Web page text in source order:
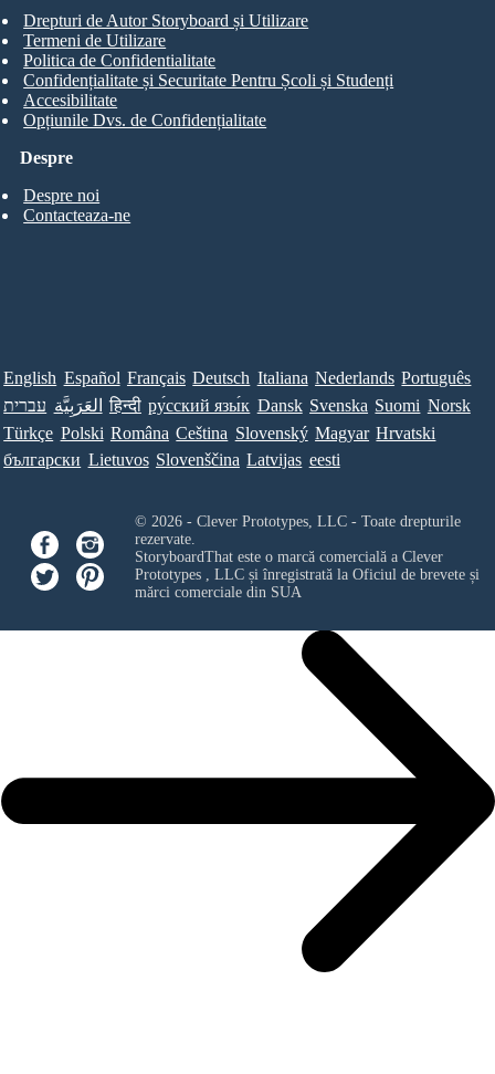
Despre
Despre noi
Contacteaza-ne
Drepturi de Autor Storyboard și Utilizare
Termeni de Utilizare
Politica de Confidentialitate
Confidențialitate și Securitate Pentru Școli și Studenți
Accesibilitate
Opțiunile Dvs. de Confidențialitate
English Español Français Deutsch Italiana Nederlands Português
עברית العَرَبِيَّة हिन्दी ру́сский язы́к Dansk Svenska Suomi Norsk
Türkçe Polski Româna Ceština Slovenský Magyar Hrvatski
български Lietuvos Slovenščina Latvijas eesti
© 2026 - Clever Prototypes, LLC - Toate drepturile
rezervate.
StoryboardThat este o marcă comercială a Clever
Prototypes , LLCși înregistrată la Oficiul de brevete și
mărci comerciale din SUA